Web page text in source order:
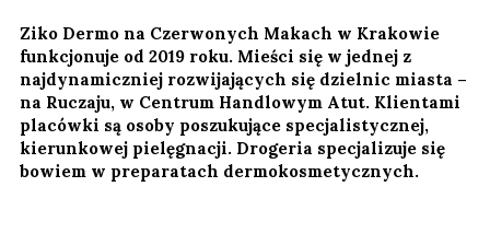
Ziko Dermo na Czerwonych Makach w Krakowie
funkcjonuje od 2019 roku. Mieści się w jednej z
najdynamiczniej rozwijających się dzielnic miasta –
na Ruczaju, w Centrum Handlowym Atut. Klientami
placówki są osoby poszukujące specjalistycznej,
kierunkowej pielęgnacji. Drogeria specjalizuje się
bowiem w preparatach dermokosmetycznych.